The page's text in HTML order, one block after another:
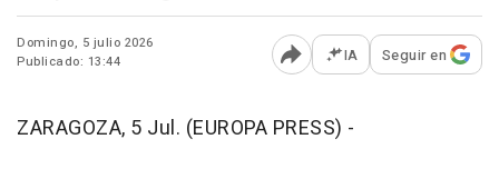
Domingo, 5 julio 2026
Publicado: 13:44
Abrir opciones para
IA Seguir en
ZARAGOZA, 5 Jul. (EUROPA PRESS) -